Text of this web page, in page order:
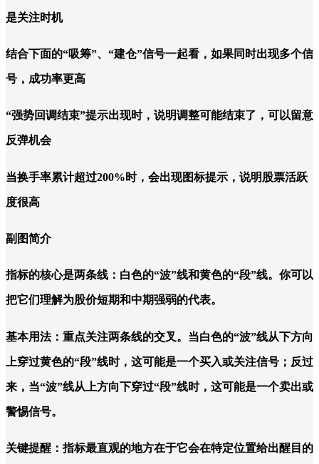
是关注时机
结合下面的“吸筹”、“建仓”信号一起看，如果同时出现多个信
号，成功率更高
“强势回调结束”提示出现时，说明调整可能结束了，可以留意
反弹机会
当换手率累计超过200%时，会出现图标提示，说明股票活跃
度很高
副图简介
指标的核心是两条线：白色的“波”线和黄色的“段”线。你可以
把它们理解为股价短期和中期强弱的代表。
基本用法：重点关注两条线的交叉。当白色的“波”线从下方向
上穿过黄色的“段”线时，这可能是一个买入或关注信号；反过
来，当“波”线从上方向下穿过“段”线时，这可能是一个卖出或
警惕信号。
关键提醒：指标最直观的地方在于它会在特定位置给出醒目的